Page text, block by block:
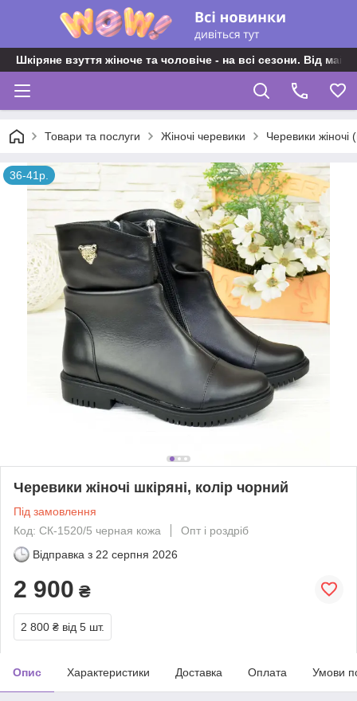
Шкіряне взуття жіноче та чоловіче - на всі сезони. Від
Товари та послуги Жіночі черевики Черевики жіночі
36-41р.
Черевики жіночі шкіряні, колір чорний
Під замовлення
Код: СК-1520/5 черная кожа
Опт і роздріб
Відправка з 22 серпня 2026
2 900 ₴
2 800 ₴ від 5 шт.
Опис Характеристики Доставка Оплата Умови